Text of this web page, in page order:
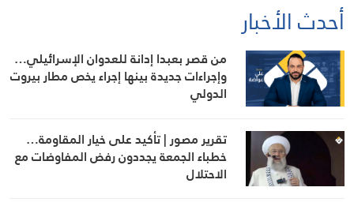
أحدث الأخبار
من قصر بعبدا إدانة للعدوان الإسرائيلي…
وإجراءات جديدة بينها إجراء يخص مطار بيروت
الدولي
تقرير مصور | تأكيد على خيار المقاومة…
خطباء الجمعة يجددون رفض المفاوضات مع
الاحتلال